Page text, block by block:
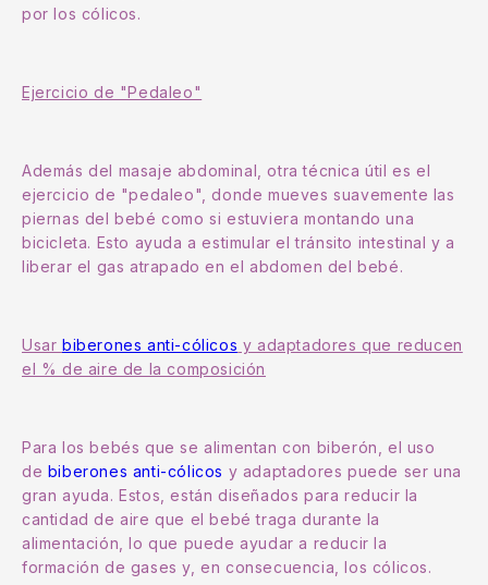
por los cólicos.
Ejercicio de "Pedaleo"
Además del masaje abdominal, otra técnica útil es el
ejercicio de "pedaleo", donde mueves suavemente las
piernas del bebé como si estuviera montando una
bicicleta. Esto ayuda a estimular el tránsito intestinal y a
liberar el gas atrapado en el abdomen del bebé.
Usar biberones anti-cólicos y adaptadores que reducen
el % de aire de la composición
Para los bebés que se alimentan con biberón, el uso
de biberones anti-cólicos y adaptadores puede ser una
gran ayuda. Estos, están diseñados para reducir la
cantidad de aire que el bebé traga durante la
alimentación, lo que puede ayudar a reducir la
formación de gases y, en consecuencia, los cólicos.